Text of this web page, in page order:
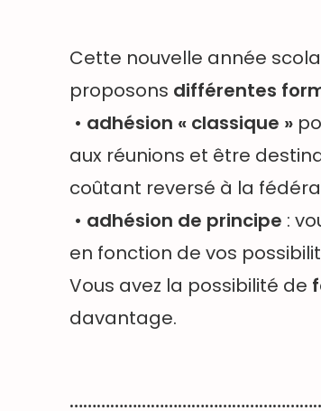
Cette nouvelle année
proposons différentes
• adhésion « classique »
aux réunions et être
coûtant reversé à la
• adhésion de principe :
en fonction de vos
Vous avez la possibilité de
davantage.